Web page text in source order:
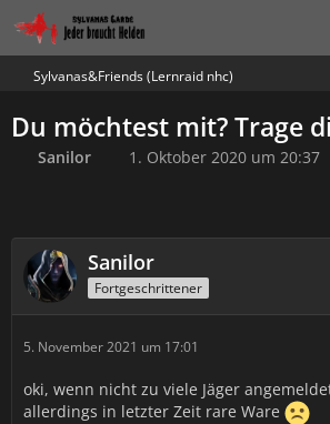
Sylvanas&Friends (Lernraid nhc)
Du möchtest mit? Trage
Sanilor 1. Oktober 2020 um 20:37
Sanilor
Fortgeschrittener
5. November 2021 um 17:01
oki, wenn nicht zu viele Jäger
allerdings in letzter Zeit rare Ware